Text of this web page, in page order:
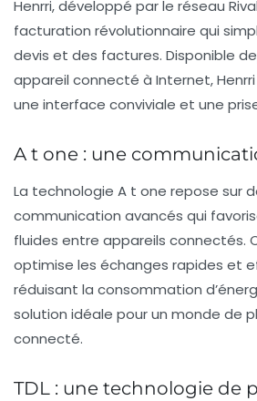
Henrri, développé par le réseau
facturation révolutionnaire qui
devis et des factures. Disponible
appareil connecté à Internet,Henrri
une interface conviviale et une
A t one : une
La technologie A t one repose sur
communication avancés qui
fluides entre appareils connectés.
optimise les échanges rapides et
réduisant la consommation
solution idéale pour un monde de
connecté.
TDL : une technologie de